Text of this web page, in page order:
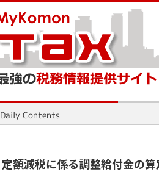
定額減税に係る調整給付金の